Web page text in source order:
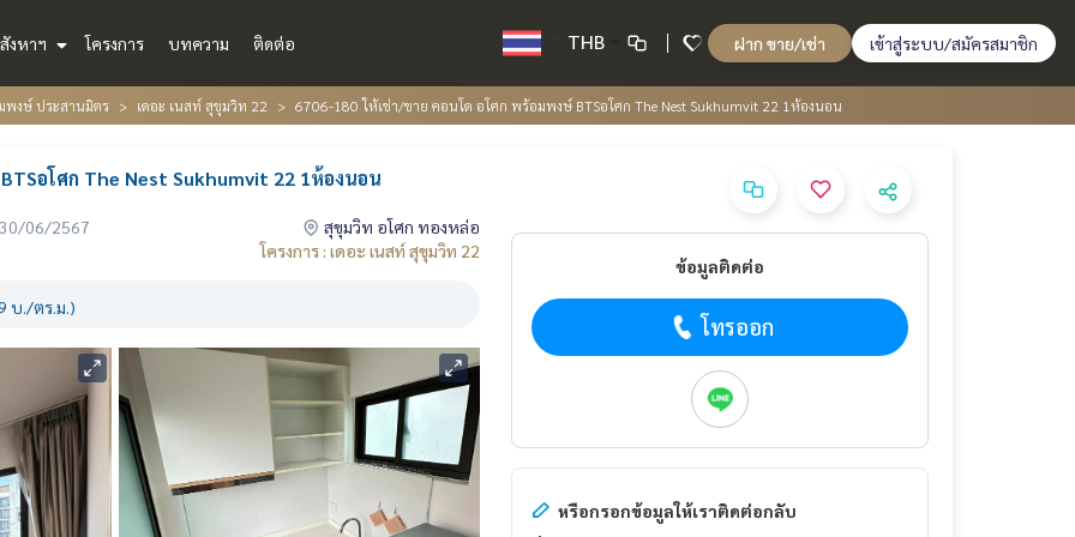
งหาฯ โครงการ บทความ ติดต่อ THB ฝาก ขาย/เช่า เข้าสู่ระบบ/สมัครสมาชิก
พงษ์ ประสานมิตร เดอะ เนสท์ สุขุมวิท 22 6706-180 ให้เช่า/ขาย คอนโด อโศก พร้อมพงษ์ BTSอโศก The Nest Sukhumvit 22 1ห้องนอน
อโศก The Nest Sukhumvit 22 1ห้องนอน
06/2567
สุขุมวิท อโศก ทองหล่อ
โครงการ : เดอะ เนสท์ สุขุมวิท 22
บ./ตร.ม.)
ข้อมูลติดต่อ
โทรออก
หรือกรอกข้อมูลให้เราติดต่อกลับ